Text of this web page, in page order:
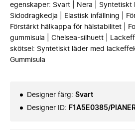
egenskaper: Svart | Nera | Syntetiskt
Sidodragkedja | Elastisk infällning |
Förstärkt hälkappa för hälstabilitet |
gummisula | Chelsea-silhuett |
skötsel: Syntetiskt läder med
Gummisula
Designer färg: Svart
Designer ID: F1A5E0385/